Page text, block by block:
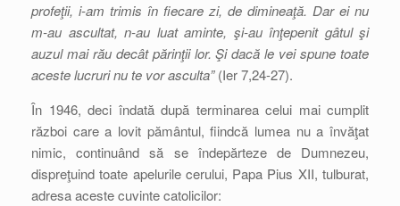
profeţii, i-am trimis în fiecare zi, de dimineaţă. Dar ei nu
m-au ascultat, n-au luat aminte, şi-au înţepenit gâtul şi
auzul mai rău decât părinţii lor. Şi dacă le vei spune toate
aceste lucruri nu te vor asculta”(Ier 7,24-27).
În 1946, deci îndată după terminarea celui mai cumplit
război care a lovit pământul, fiindcă lumea nu a învăţat
nimic, continuând să se îndepărteze de Dumnezeu,
dispreţuind toate apelurile cerului, Papa Pius XII, tulburat,
adresa aceste cuvinte catolicilor: